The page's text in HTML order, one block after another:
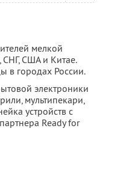
мелкой
США и Китае.
в городах России.
электроники
мультипекари,
устройств с
Ready for